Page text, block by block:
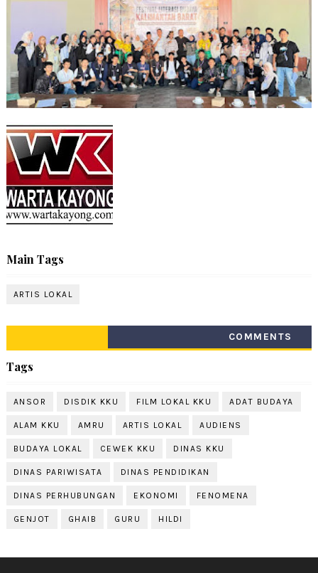
Main Tags
ARTIS LOKAL
COMMENTS
Tags
ANSOR DISDIK KKU FILM LOKAL KKU ADAT BUDAYA
ALAM KKU AMRU ARTIS LOKAL AUDIENS
BUDAYA LOKAL CEWEK KKU DINAS KKU
DINAS PARIWISATA DINAS PENDIDIKAN
DINAS PERHUBUNGAN EKONOMI FENOMENA
GENJOT GHAIB GURU HILDI